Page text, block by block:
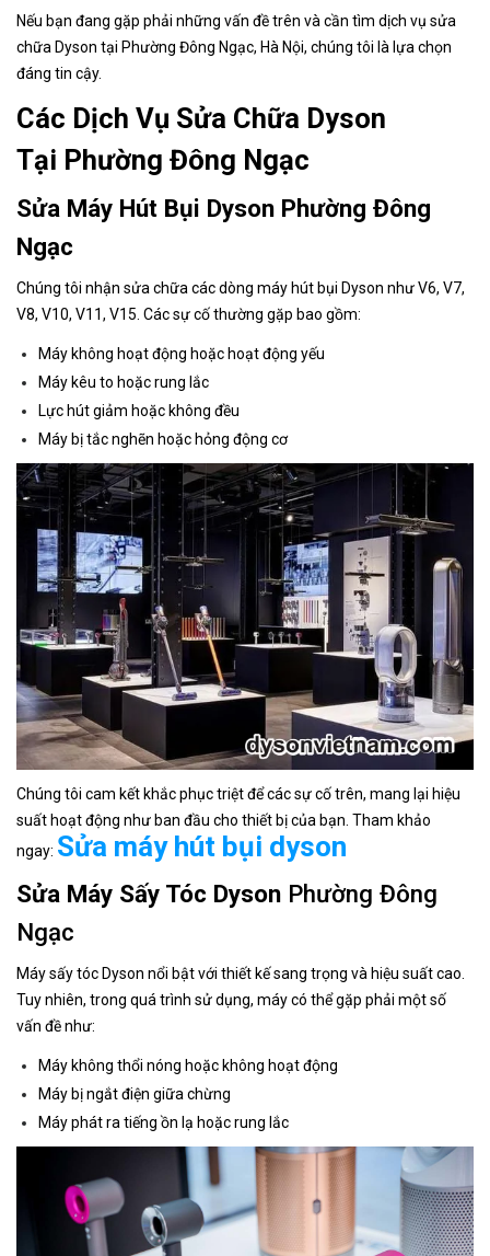
Nếu bạn đang gặp phải những vấn đề trên và cần tìm dịch vụ sửa
chữa Dyson tại Phường Đông Ngạc, Hà Nội, chúng tôi là lựa chọn
đáng tin cậy.
Các Dịch Vụ Sửa Chữa Dyson
Tại Phường Đông Ngạc
Sửa Máy Hút Bụi Dyson Phường Đông
Ngạc
Chúng tôi nhận sửa chữa các dòng máy hút bụi Dyson như V6, V7,
V8, V10, V11, V15. Các sự cố thường gặp bao gồm:
Máy không hoạt động hoặc hoạt động yếu
Máy kêu to hoặc rung lắc
Lực hút giảm hoặc không đều
Máy bị tắc nghẽn hoặc hỏng động cơ
Chúng tôi cam kết khắc phục triệt để các sự cố trên, mang lại hiệu
suất hoạt động như ban đầu cho thiết bị của bạn. Tham khảo
ngay: Sửa máy hút bụi dyson
Sửa Máy Sấy Tóc Dyson Phường Đông
Ngạc
Máy sấy tóc Dyson nổi bật với thiết kế sang trọng và hiệu suất cao.
Tuy nhiên, trong quá trình sử dụng, máy có thể gặp phải một số
vấn đề như:
Máy không thổi nóng hoặc không hoạt động
Máy bị ngắt điện giữa chừng
Máy phát ra tiếng ồn lạ hoặc rung lắc